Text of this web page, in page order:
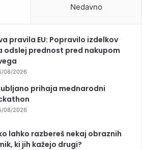
Nedavno
pravila EU: Popravilo izdelkov
odslej prednost pred nakupom
08/2026
prihaja mednarodni
08/2026
lahko razbereš nekaj obraznih
ki jih kažejo drugi?